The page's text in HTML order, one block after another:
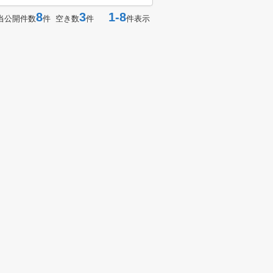
公開件数8件 空き数3件 1-8件表示